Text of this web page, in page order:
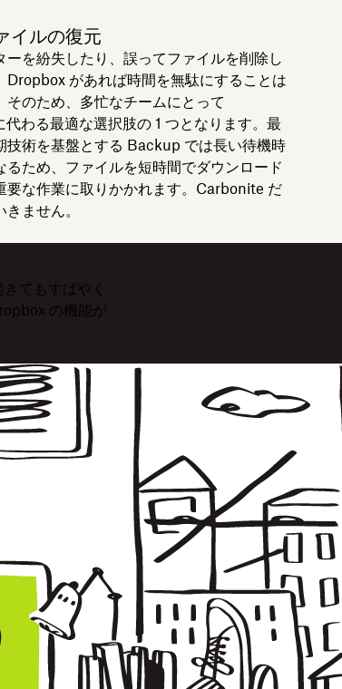
イルの復元
ーを紛失したり、誤ってファイルを削除し
Dropbox があれば時間を無駄にすることは
そのため、多忙なチームにとって
わる最適な選択肢の 1 つとなります。最
技術を基盤とする Backup では長い待機時
るため、ファイルを短時間でダウンロード
要な作業に取りかかれます。Carbonite だ
ません。
てもすばやく
の機能が